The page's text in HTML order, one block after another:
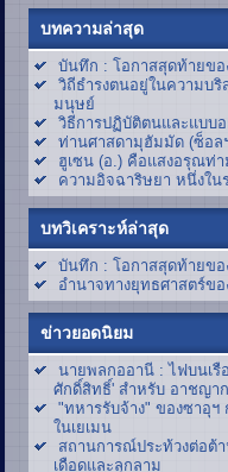
บทความล่าสุด
บันทึก : โอกาสสุดท้ายขอ
วิถีธำรงตนอยู่ในความ
มนุษย์
วิธีการปฏิบัติตนและแบบ
ท่านศาสดามุฮัมมัด (ซ็อล
ฮูเซน (อ.) คือแสงอรุณท่
ความอิจฉาริษยา หนึ่งใน
บทวิเคราะห์ล่าสุด
บันทึก : โอกาสสุดท้ายขอ
อำนาจทางยุทธศาสตร์ขอ
ข่าวยอดนิยม
นายพลกออานี : ไฟบนเรื
ศักดิ์สิทธิ์' สำหรับ อาชญา
"ทหารรับจ้าง" ของซาอุ
ในเยเมน
สถานการณ์ประท้วงต่อต้
เดือดและลุกลาม